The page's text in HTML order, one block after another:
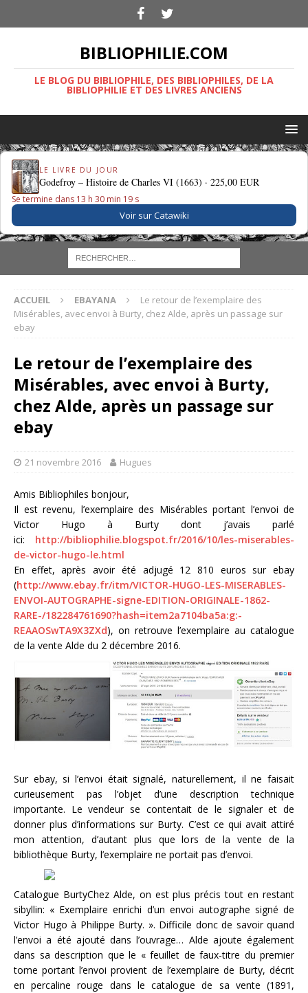
BIBLIOPHILIE.COM
LE BLOG DU BIBLIOPHILE, DES BIBLIOPHILES, DE LA
BIBLIOPHILIE ET DES LIVRES ANCIENS
LE LIVRE DU JOUR
Godefroy – Histoire de Charles VI (1663) ·225,00 EUR
Se termine dans 13 h 30 min 18 s
Voir sur Catawiki
ACCUEIL EBAYANA
Le retour de l’exemplaire des
Misérables, avec envoi à Burty, chez Alde, après un passage sur
ebay
Le retour de l’exemplaire des
Misérables, avec envoi à Burty,
chez Alde, après un passage sur
ebay
21 novembre 2016 Hugues
Amis Bibliophiles bonjour,
Il est revenu, l’exemplaire des Misérables portant l’envoi de
Victor Hugo à Burty dont j’avais parlé
ici: http://bibliophilie.blogspot.fr/2016/10/les-miserables-
de-victor-hugo-le.html
En effet, après avoir été adjugé 12 810 euros sur ebay
(http://www.ebay.fr/itm/VICTOR-HUGO-LES-MISERABLES-
ENVOI-AUTOGRAPHE-signe-EDITION-ORIGINALE-1862-
RARE-/182284761690?hash=item2a7104ba5a:g:-
REAAOSwTA9X3ZXd), on retrouve l’exemplaire au catalogue
de la vente Alde du 2 décembre 2016.
Sur ebay, si l’envoi était signalé, naturellement, il ne faisait
curieusement pas l’objet d’une description technique
importante. Le vendeur se contentait de le signaler et de
donner plus d’informations sur Burty. C’est ce qui avait attiré
mon attention, d’autant plus que lors de la vente de la
bibliothèque Burty, l’exemplaire ne portait pas d’envoi.
Catalogue BurtyChez Alde, on est plus précis tout en restant
sibyllin: « Exemplaire enrichi d’un envoi autographe signé de
Victor Hugo à Philippe Burty. ». Difficile donc de savoir quand
l’envoi a été ajouté dans l’ouvrage… Alde ajoute également
dans sa description que le « feuillet de faux-titre du premier
tome portant l’envoi provient de l’exemplaire de Burty, décrit
en percaline rouge dans le catalogue de sa vente (1891,